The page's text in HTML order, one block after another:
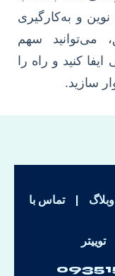
و به‌کارگیری
سهم
کنید و راه را
|
تماس با